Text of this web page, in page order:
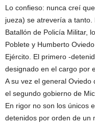
Lo confieso: nunca creí
jueza) se atrevería a
Batallón de Policía Militar,
Poblete y Humberto
Ejército. El primero -
designado en el cargo por
A su vez el general
el segundo gobierno de
En rigor no son los únicos
detenidos por orden de un